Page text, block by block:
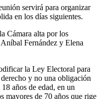
servirá para organizar
en los días siguientes.
Cámara alta por los
Fernández y Elena
la Ley Electoral para
y no una obligación
años de edad, en un
mayores de 70 años que rige